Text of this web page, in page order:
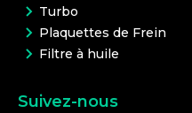
Turbo
Plaquettes de Frein
Filtre à huile
Suivez-nous